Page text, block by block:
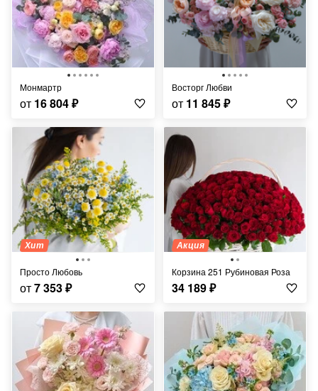
Монмартр
от 16 804₽
Восторг Любви
от 11 845₽
Хит
Просто Любовь
от7 353₽
Акция
Корзина 251 Рубиновая Роза
34 189₽